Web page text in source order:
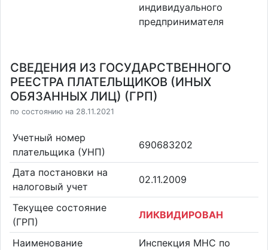
индивидуального
предпринимателя
СВЕДЕНИЯ ИЗ ГОСУДАРСТВЕННОГО
РЕЕСТРА ПЛАТЕЛЬЩИКОВ (ИНЫХ
ОБЯЗАННЫХ ЛИЦ) (ГРП)
по состоянию на 28.11.2021
Учетный номер
плательщика (УНП)
690683202
Дата постановки на
налоговый учет
02.11.2009
Текущее состояние
(ГРП)
ЛИКВИДИРОВАН
Наименование
Инспекция МНС по